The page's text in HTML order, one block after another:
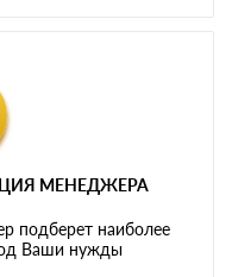
МЕНЕДЖЕРА
подберет наиболее
Ваши нужды